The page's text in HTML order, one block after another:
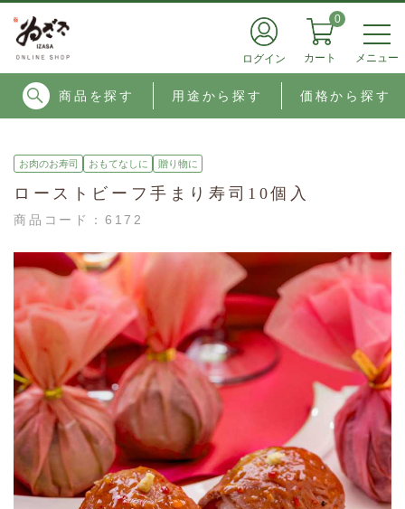
ログイン
0
カート メニュー
商品を探す 用途から探す 価格から探す
お肉のお寿司 おもてなしに 贈り物に
ローストビーフ手まり寿司10個入
商品コード： 6172